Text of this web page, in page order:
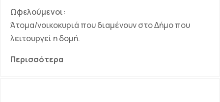
Ωφελούμενοι:
Άτομα/νοικοκυριά που διαμένουν στο Δήμο που
λειτουργεί η δομή.
Περισσότερα